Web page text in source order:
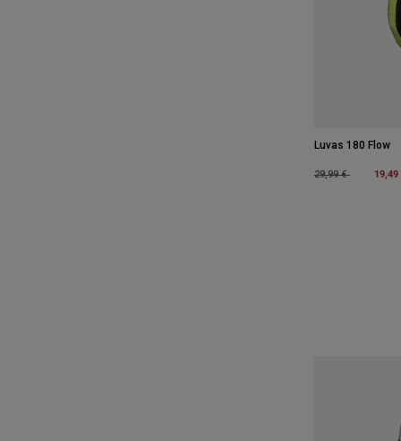
Luvas 180 Flow
Price reduced
29,99 €to 19,49